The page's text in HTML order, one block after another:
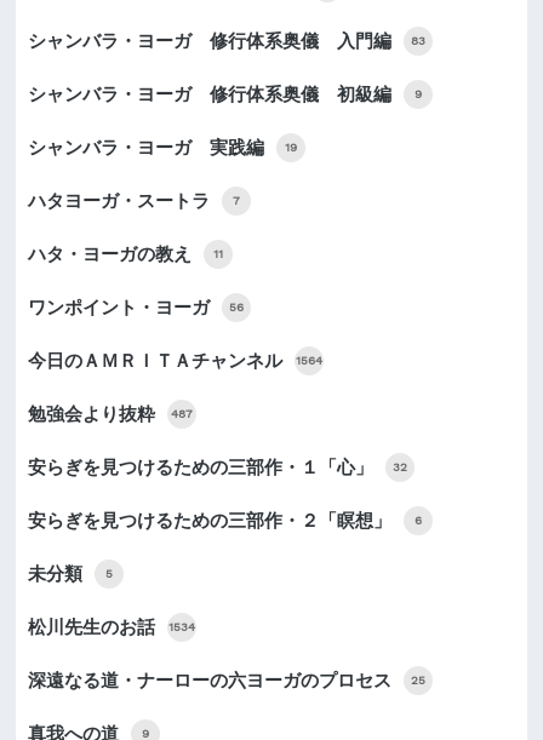
シャンバラ・ヨーガ 修行体系奥儀 入門編 83
シャンバラ・ヨーガ 修行体系奥儀 初級編 9
シャンバラ・ヨーガ 実践編 19
ハタヨーガ・スートラ 7
ハタ・ヨーガの教え 11
ワンポイント・ヨーガ 56
今日のＡＭＲＩＴＡチャンネル 1564
勉強会より抜粋 487
安らぎを見つけるための三部作・１「心」 32
安らぎを見つけるための三部作・２「瞑想」 6
未分類 5
松川先生のお話 1534
深遠なる道・ナーローの六ヨーガのプロセス 25
真我への道 9